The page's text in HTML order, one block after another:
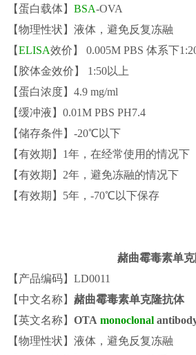
【蛋白载体】BSA-OVA
【物理性状】液体，避免反复冻融
【ELISA效价】 0.005M PBS 体系下
【胶体金效价】 1:50以上
【蛋白浓度】4.9 mg/ml
【缓冲液】0.01M PBS PH7.4
【储存条件】-20℃以下
【有效期】1年，在经常使用的情况下
【有效期】 2年，避免冻融的情况下
【有效期】 5年，-70℃以下保存
赭曲霉毒素单克
【产品编码】LD0011
【中文名称】赭曲霉毒素单克隆抗体
【英文名称】OTAmonoclonal
【物理性状】液体，避免反复冻融